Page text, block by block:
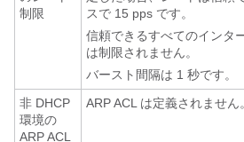
制限
スで 15 pps です。
信頼できるすべてのインタ
は制限されません。
バースト間隔は 1 秒です。
非 DHCP
環境の
ARP ACL
ARP ACL は定義されません。